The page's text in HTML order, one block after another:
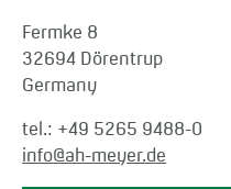
Fermke 8
32694 Dörentrup
Germany
tel.: +49 5265 9488-0
info@ah-meyer.de